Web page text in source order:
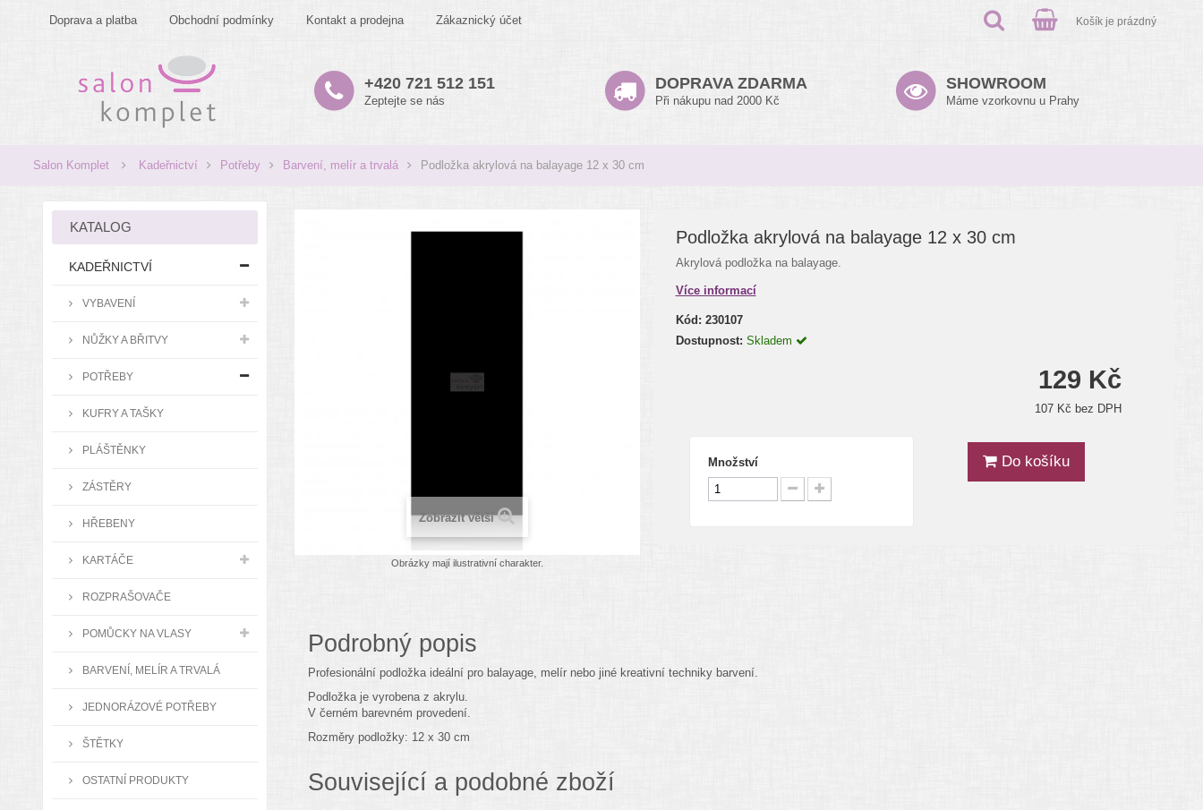
Doprava a platba Obchodní podmínky Kontakt a prodejna Zákaznický účet Košík je prázdný
+420 721 512 151
Zeptejte se nás
DOPRAVA ZDARMA
Při nákupu nad 2000 Kč
SHOWROOM
Máme vzorkovnu u Prahy
Salon Komplet Kadeřnictví Potřeby Barvení, melír a trvalá Podložka akrylová na balayage 12 x 30 cm
KATALOG
KADEŘNICTVÍ
VYBAVENÍ
NŮŽKY A BŘITVY
POTŘEBY
KUFRY A TAŠKY
PLÁŠTĚNKY
ZÁSTĚRY
HŘEBENY
KARTÁČE
ROZPRAŠOVAČE
POMŮCKY NA VLASY
BARVENÍ, MELÍR A TRVALÁ
JEDNORÁZOVÉ POTŘEBY
ŠTĚTKY
OSTATNÍ PRODUKTY
Zobrazit větší
Obrázky mají ilustrativní charakter.
Podložka akrylová na balayage 12 x 30 cm
Akrylová podložka na balayage.
Více informací
Kód: 230107
Dostupnost: Skladem
129 Kč
107 Kč bez DPH
Množství Do košíku
Podrobný popis
Profesionální podložka ideální pro balayage, melír nebo jiné kreativní techniky barvení.
Podložka je vyrobena z akrylu.
V černém barevném provedení.
Rozměry podložky: 12 x 30 cm
Související a podobné zboží